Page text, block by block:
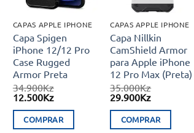
CAPAS APPLE IPHONE
Capa Spigen
iPhone 12/12 Pro
Case Rugged
Armor Preta
34.900Kz
O
original
era:
12.500KzO
atual
é:
COMPRAR
CAPAS APPLE IPHONE
Capa Nillkin
CamShield Armor
para Apple iPhone
12 Pro Max (Preta)
35.000Kz
O
original
era:
29.900KzO
atual
é:
COMPRAR